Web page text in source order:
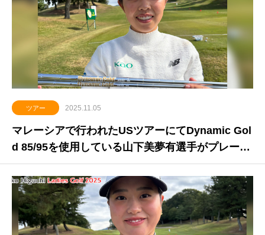
ツアー 2025.11.05
マレーシアで行われたUSツアーにてDynamic Gol
d 85/95を使用している山下美夢有選手がプレーオ
フを制して米ツアー2勝目